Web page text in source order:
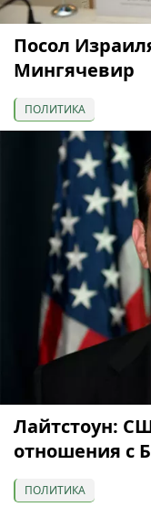
Посол
Мингячевир
ПОЛИТИКА
Лайтстоун:
отношения с
ПОЛИТИКА